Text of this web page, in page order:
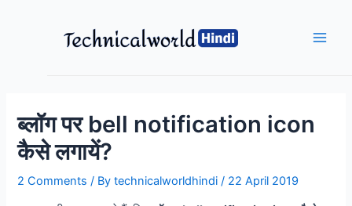
ब्लॉग पर bell notification icon
कैसे लगायें?
2 Comments / Bytechnicalworldhindi/ 22 April 2019